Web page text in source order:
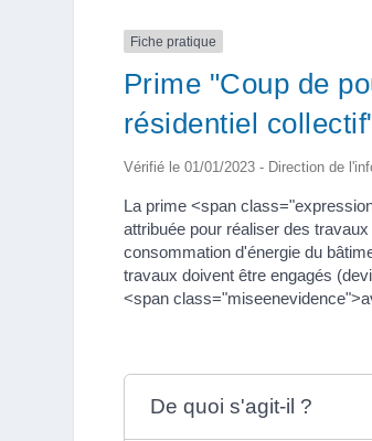
Fiche pratique
Prime "Coup de
résidentiel
Vérifié le 01/01/2023 - Direction de
La prime <span
attribuée pour réaliser des
consommation d'énergie du
travaux doivent être engagés
<span
De quoi s'agit-il ?